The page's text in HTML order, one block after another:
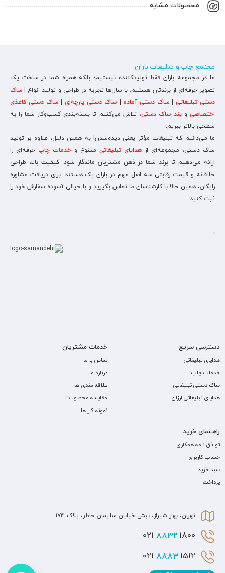
محصولات مشابه
مجتمع چاپ و تبلیغات باران
ما در مجموعه باران فقط تولیدکننده نیستیم؛ بلکه همراه شما در ساخت یک
تصویر حرفه‌ای از برندتان هستیم. با سال‌ها تجربه در طراحی و تولید انواع | ساک
دستی تبلیغاتی |ساک دستی آماده ساک دستی پارچه‌ای| ساک دستی کاغذی
اختصاصی وبند ساک دستی، تلاش می‌کنیم تا بسته‌بندی کسب‌وکار شما را به
سطحی بالاتر ببریم.
ما می‌دانیم که تبلیغات مؤثر یعنی دیده‌شدن! به همین دلیل، علاوه بر تولید
ساک دستی، مجموعه‌ای از هدایای تبلیغاتی متنوع و خدمات چاپ حرفه‌ای را
ارائه می‌دهیم تا برند شما در ذهن مشتریان ماندگار شود. کیفیت بالا، طراحی
خلاقانه و قیمت رقابتی سه اصل مهم در باران پک هستند. برای دریافت مشاوره
رایگان، همین حالا با کارشناسان ما تماس بگیرید و با خیالی آسوده سفارش خود را
ثبت کنید.
دسترسی سریع
هدایای تبلیغاتی
خدمات چاپ
ساک دستی تبلیغاتی
هدایای تبلیغاتی ارزان
خدمات مشتریان
تماس با ما
درباره ما
علاقه مندی ها
مقایسه محصولات
نمونه کار ها
راهـنمای خرید
توافق نامه همکاری
حساب کاربری
سبد خرید
پرداخت
تهران، بهار شیراز، نبش خیابان سلیمان خاطر، پلاک 173
8832 1800 021
8883 1512 021